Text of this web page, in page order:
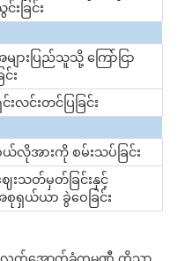
းခြင်း
များပြည်သူသို့ ကြော်ငြာ
ြင်း
းလင်းတင်ပြခြင်း
ယ်လိုအားကို စမ်းသပ်ခြင်း
ေးသတ်မှတ်ခြင်းနှင့်
စုရှယ်ယာ ခွဲဝေခြင်း